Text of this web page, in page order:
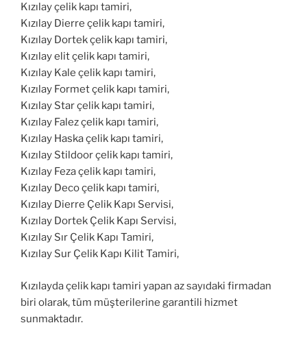
Kızılay çelik kapı tamiri,
Kızılay Dierre çelik kapı tamiri,
Kızılay Dortek çelik kapı tamiri,
Kızılay elit çelik kapı tamiri,
Kızılay Kale çelik kapı tamiri,
Kızılay Formet çelik kapı tamiri,
Kızılay Star çelik kapı tamiri,
Kızılay Falez çelik kapı tamiri,
Kızılay Haska çelik kapı tamiri,
Kızılay Stildoor çelik kapı tamiri,
Kızılay Feza çelik kapı tamiri,
Kızılay Deco çelik kapı tamiri,
Kızılay Dierre Çelik Kapı Servisi,
Kızılay Dortek Çelik Kapı Servisi,
Kızılay Sır Çelik Kapı Tamiri,
Kızılay Sur Çelik Kapı Kilit Tamiri,
Kızılayda çelik kapı tamiri yapan az sayıdaki firmadan
biri olarak, tüm müşterilerine garantili hizmet
sunmaktadır.